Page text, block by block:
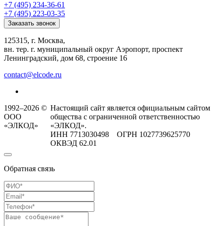
+7 (495) 234-36-61
+7 (495) 223-03-35
Заказать звонок
125315, г. Москва,
вн. тер. г. муниципальный округ Аэропорт, проспект
Ленинградский, дом 68, строение 16
contact@elcode.ru
1992–2026 ©
ООО
«ЭЛКОД»
Настоящий сайт является официальным сайтом
общества с ограниченной ответственностью
«ЭЛКОД».
ИНН 7713030498 ОГРН 1027739625770
ОКВЭД 62.01
Обратная связь